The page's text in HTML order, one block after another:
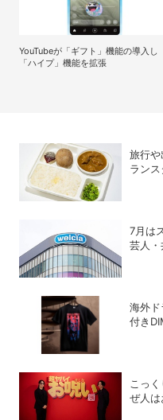
YouTubeが「ギフト」機能の導入し
「ハイプ」機能を拡張
旅行
ラン
7月は
芸人
海外
付き
こっ
ぜ人